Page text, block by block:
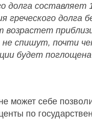
долга составляет
греческого долга
возрастет
не спишут, почти
будет
может себе
по